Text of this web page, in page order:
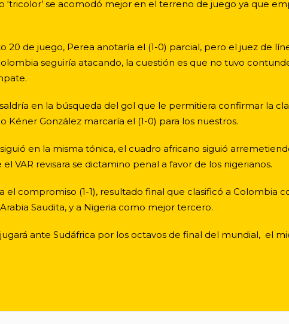
‘tricolor’ se acomodó mejor en el terreno de juego ya que
20 de juego, Perea anotaría el (1-0) parcial, pero el juez de
seguiría atacando, la cuestión es que no tuvo
en la búsqueda del gol que le permitiera confirmar la
Kéner González marcaría el (1-0) para los nuestros.
en la misma tónica, el cuadro africano siguió
VAR revisara se dictamino penal a favor de los nigerianos.
compromiso (1-1), resultado final que clasificó a Colombia
Saudita, y a Nigeria como mejor tercero.
ante Sudáfrica por los octavos de final del mundial, el